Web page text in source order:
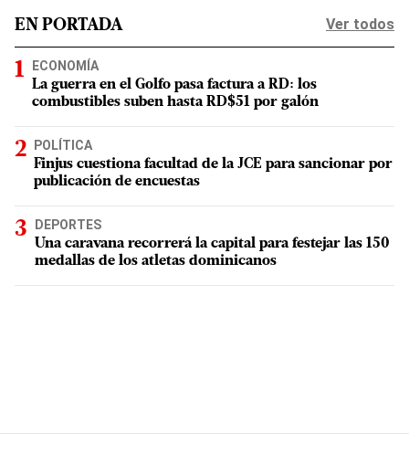
EN PORTADA Ver todos
ECONOMÍA
La guerra en el Golfo pasa factura a RD: los
combustibles suben hasta RD$51 por galón
POLÍTICA
Finjus cuestiona facultad de la JCE para sancionar por
publicación de encuestas
DEPORTES
Una caravana recorrerá la capital para festejar las 150
medallas de los atletas dominicanos